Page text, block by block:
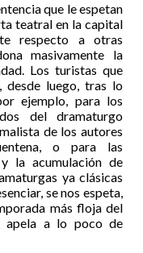
que le espetan
teatral en la capital
respecto a otras
masivamente la
Los turistas que
desde luego, tras lo
ejemplo, para los
del dramaturgo
de los autores
o para las
la acumulación de
ya clásicas
se nos espeta,
más floja del
apela a lo poco de